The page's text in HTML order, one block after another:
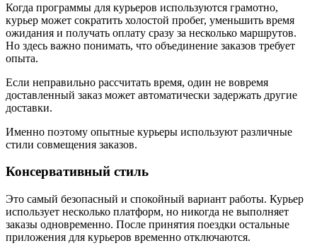
Когда программы для курьеров используются грамотно,
курьер может сократить холостой пробег, уменьшить время
ожидания и получать оплату сразу за несколько маршрутов.
Но здесь важно понимать, что объединение заказов требует
опыта.
Если неправильно рассчитать время, один не вовремя
доставленный заказ может автоматически задержать другие
доставки.
Именно поэтому опытные курьеры используют различные
стили совмещения заказов.
Консервативный стиль
Это самый безопасный и спокойный вариант работы. Курьер
использует несколько платформ, но никогда не выполняет
заказы одновременно. После принятия поездки остальные
приложения для курьеров временно отключаются.